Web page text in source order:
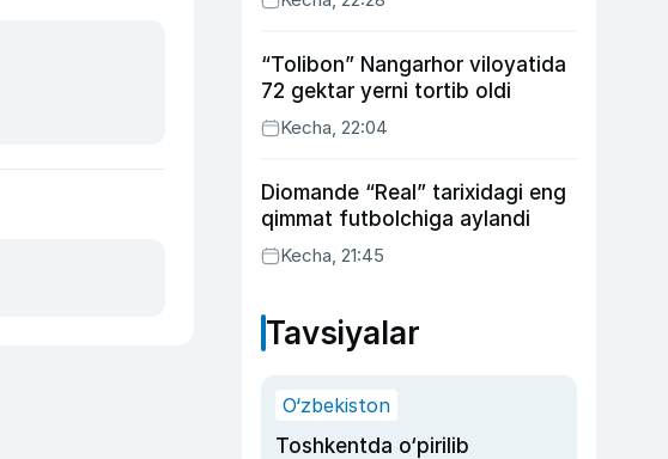
“Tolibon” Nangarhor viloyatida
72 gektar yerni tortib oldi
Kecha, 22:04
Diomande “Real” tarixidagi eng
qimmat futbolchiga aylandi
Kecha, 21:45
Tavsiyalar
O‘zbekiston
Toshkentda o‘pirilib